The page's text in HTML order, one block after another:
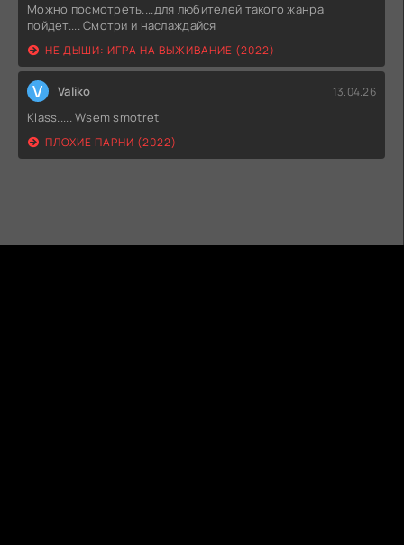
Можно посмотреть....для любителей такого жанра
пойдет.... Смотри и наслаждайся
НЕ ДЫШИ: ИГРА НА ВЫЖИВАНИЕ (2022)
V Valiko 13.04.26
Klass..... Wsem smotret
ПЛОХИЕ ПАРНИ (2022)